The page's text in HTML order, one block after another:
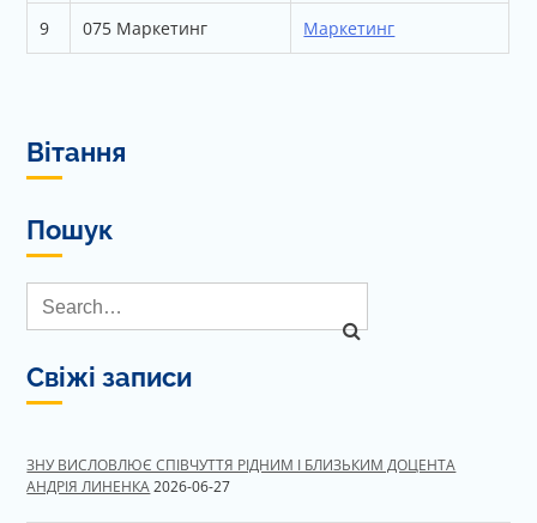
9 075 Маркетинг Маркетинг
Вітання
Пошук
Свіжі записи
ЗНУ ВИСЛОВЛЮЄ СПІВЧУТТЯ РІДНИМ І БЛИЗЬКИМ ДОЦЕНТА
АНДРІЯ ЛИНЕНКА 2026-06-27